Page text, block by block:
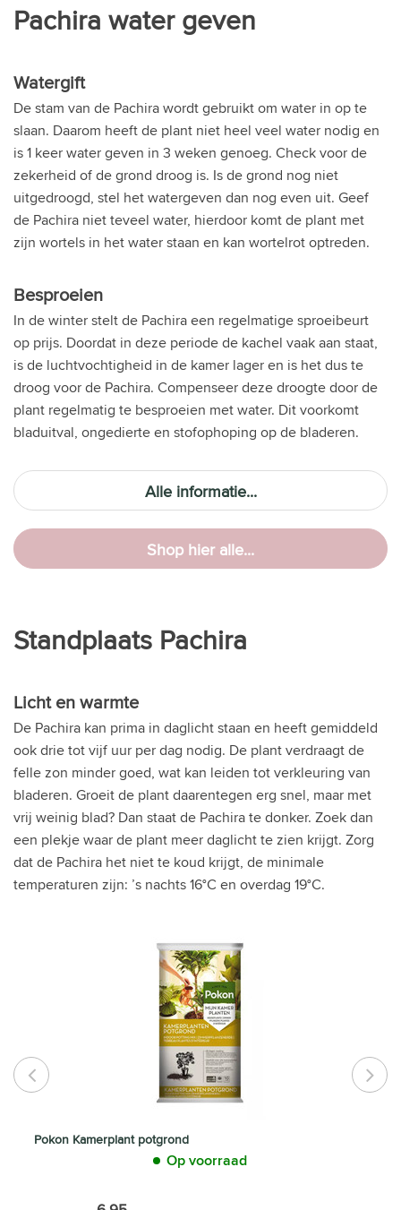
Pachira water geven
Watergift
De stam van de Pachira wordt gebruikt om water in op te
slaan. Daarom heeft de plant niet heel veel water nodig en
is 1 keer water geven in 3 weken genoeg. Check voor de
zekerheid of de grond droog is. Is de grond nog niet
uitgedroogd, stel het watergeven dan nog even uit. Geef
de Pachira niet teveel water, hierdoor komt de plant met
zijn wortels in het water staan en kan wortelrot optreden.
Besproeien
In de winter stelt de Pachira een regelmatige sproeibeurt
op prijs. Doordat in deze periode de kachel vaak aan staat,
is de luchtvochtigheid in de kamer lager en is het dus te
droog voor de Pachira. Compenseer deze droogte door de
plant regelmatig te besproeien met water. Dit voorkomt
bladuitval, ongedierte en stofophoping op de bladeren.
Alle informatie...
Shop hier alle...
Standplaats Pachira
Licht en warmte
De Pachira kan prima in daglicht staan en heeft gemiddeld
ook drie tot vijf uur per dag nodig. De plant verdraagt de
felle zon minder goed, wat kan leiden tot verkleuring van
bladeren. Groeit de plant daarentegen erg snel, maar met
vrij weinig blad? Dan staat de Pachira te donker. Zoek dan
een plekje waar de plant meer daglicht te zien krijgt. Zorg
dat de Pachira het niet te koud krijgt, de minimale
temperaturen zijn: ’s nachts 16°C en overdag 19°C.
Pokon Kamerplant potgrond
Op voorraad